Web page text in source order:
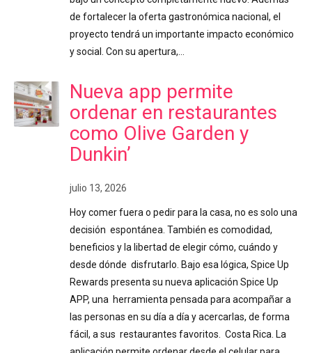
de fortalecer la oferta gastronómica nacional, el
proyecto tendrá un importante impacto económico
y social. Con su apertura,…
Nueva app permite
ordenar en restaurantes
como Olive Garden y
Dunkin’
julio 13, 2026
Hoy comer fuera o pedir para la casa, no es solo una
decisión espontánea. También es comodidad,
beneficios y la libertad de elegir cómo, cuándo y
desde dónde disfrutarlo. Bajo esa lógica, Spice Up
Rewards presenta su nueva aplicación Spice Up
APP, una herramienta pensada para acompañar a
las personas en su día a día y acercarlas, de forma
fácil, a sus restaurantes favoritos. Costa Rica. La